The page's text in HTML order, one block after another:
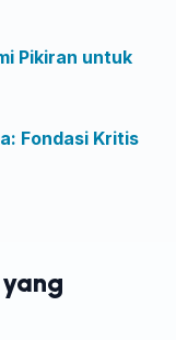
Pikiran untuk
Fondasi Kritis